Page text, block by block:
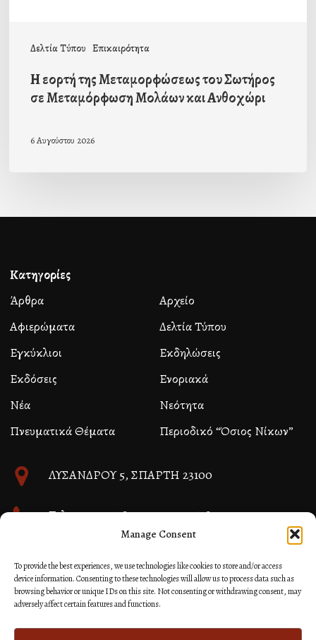
Manage Consent
To provide the best experiences, we use technologies like cookies to store and/or access
device information. Consenting to these technologies will allow us to process data such as
browsing behavior or unique IDs on this site. Not consenting or withdrawing consent, may
adversely affect certain features and functions.
Δελτία Τύπου Επικαιρότητα
Η εορτή της Μεταμορφώσεως του Σωτήρος
σε Μεταμόρφωση Μολάων και Ανθοχώρι
6 Αυγούστου 2026
Κατηγορίες
Άρθρα
Αρχείο
Αφιερώματα
Δελτία Τύπου
Εγκύκλιοι
Εκδηλώσεις
Εκδόσεις
Ενοριακά
Νέα
Νεότητα
Πνευματικά Θέματα
Περιοδικό “Όσιος Νίκων”
ΛΥΣΑΝΔΡΟΥ 5, ΣΠΑΡΤΗ 23100
Τηλ. 27310 26580 και 27310 26581